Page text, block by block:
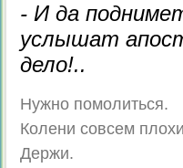
- И да
услышат
дело!..
Нужно помолиться.
Колени совсем
Держи.